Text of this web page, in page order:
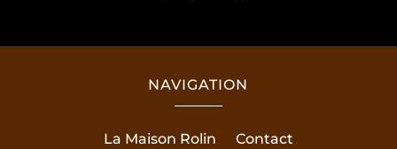
NAVIGATION
La Maison Rolin
Contact